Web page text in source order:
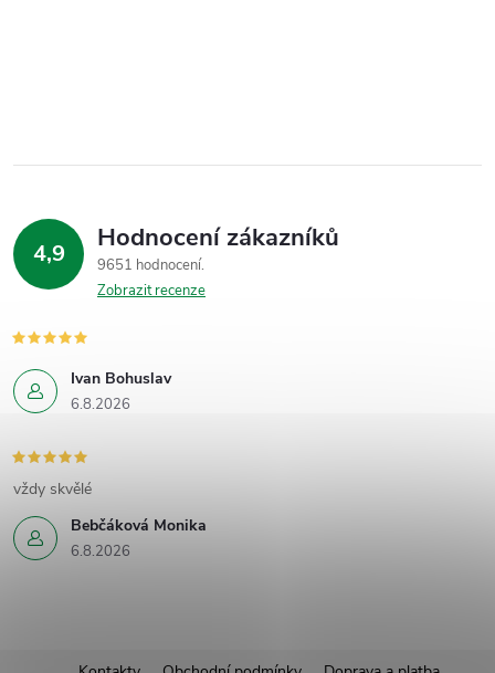
4,9 Hodnocení zákazníků
9651 hodnocení
Zobrazit recenze
Ivan Bohuslav
6.8.2026
Bebčáková Monika
6.8.2026
vždy skvělé